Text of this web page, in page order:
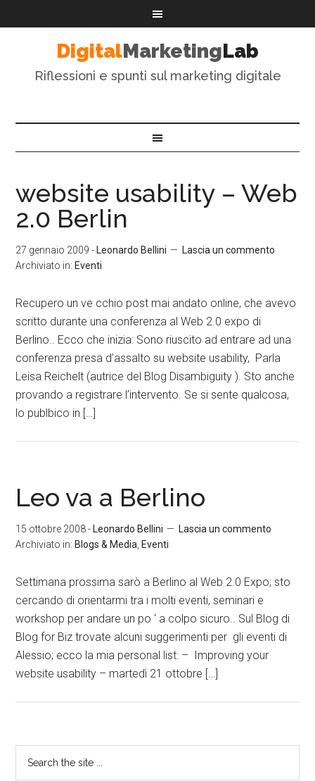
DigitalMarketingLab
Riflessioni e spunti sul marketing digitale
website usability – Web
2.0 Berlin
27 gennaio 2009 - Leonardo Bellini
Lascia un commento
Archiviato in: Eventi
Recupero un ve cchio post mai andato online, che avevo
scritto durante una conferenza al Web 2.0 expo di
Berlino.. Ecco che inizia: Sono riuscito ad entrare ad una
conferenza presa d’assalto su website usability, Parla
Leisa Reichelt (autrice del Blog Disambiguity ). Sto anche
provando a registrare l’intervento. Se si sente qualcosa,
lo publbico in […]
Leo va a Berlino
15 ottobre 2008- Leonardo Bellini
Lascia un commento
Archiviato in: Blogs & Media Eventi
Settimana prossima sarò a Berlino al Web 2.0 Expo; sto
cercando di orientarmi tra i molti eventi, seminari e
workshop per andare un po ‘ a colpo sicuro.. Sul Blog di
Blog for Biz trovate alcuni suggerimenti per gli eventi di
Alessio; ecco la mia personal list: – Improving your
website usability – martedì 21 ottobre […]